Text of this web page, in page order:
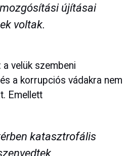
újításai
voltak.
velük szembeni
a korrupciós vádakra nem
Emellett
katasztrofális